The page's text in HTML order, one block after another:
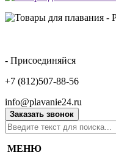
- Присоединяйся
+7 (812)507-88-56
info@plavanie24.ru
Заказать звонок
МЕНЮ